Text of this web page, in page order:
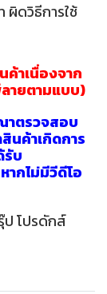
ผิดวิธีการใช้
าเนื่องจาก
ายตามแบบ)
าตรวจสอบ
นค้าเกิดการ
รับ
กไม่มีวีดีโอ
ป โปรดักส์